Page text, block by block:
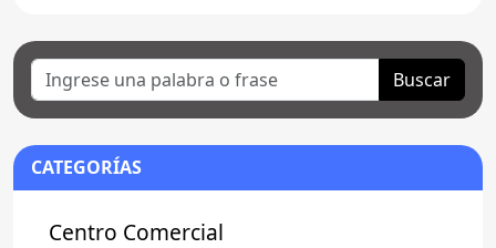
Buscar
CATEGORÍAS
Centro Comercial